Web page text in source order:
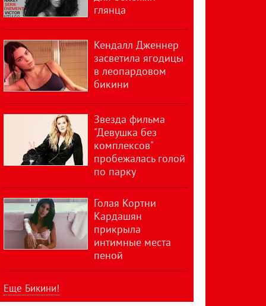
глянца
Кендалл Дженнер
засветила ягодицы
в леопардовом
бикини
Звезда фильма
"Девушка без
комплексов"
пробежалась голой
по парку
Голая Кортни
Кардашян
прикрыла
интимные места
пеной
Еще Бикини!